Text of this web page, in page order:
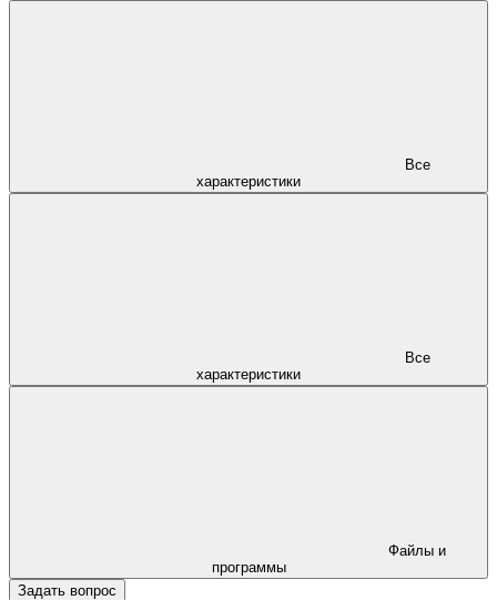
характеристики
характеристики
программы
Задать вопрос